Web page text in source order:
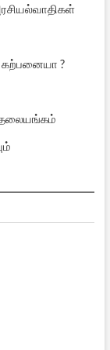
கற்பனையா ?
தலையங்கம்